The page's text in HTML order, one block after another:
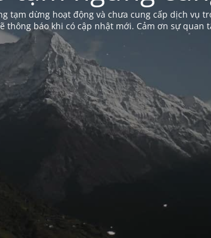
tạm dừng hoạt động và chưa cung cấp dịch vụ
thông báo khi có cập nhật mới. Cảm ơn sự quan